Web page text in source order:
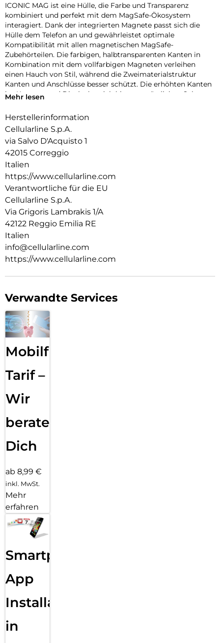
ICONIC MAG ist eine Hülle, die Farbe und Transparenz
kombiniert und perfekt mit dem MagSafe-Ökosystem
interagiert. Dank der integrierten Magnete passt sich die
Hülle dem Telefon an und gewährleistet optimale
Kompatibilität mit allen magnetischen MagSafe-
Zubehörteilen. Die farbigen, halbtransparenten Kanten in
Kombination mit dem vollfarbigen Magneten verleihen
einen Hauch von Stil, während die Zweimaterialstruktur
Kanten und Anschlüsse besser schützt. Die erhöhten Kanten
im Kamera- und Displaybereich bieten zusätzlichen Schutz
geschützt und immer einsatzbereit mit dem MagSafe-
Mehr lesen
Herstellerinformation
Cellularline S.p.A.
via Salvo D'Acquisto 1
42015 Correggio
Italien
https://www.cellularline.com
Verantwortliche für die EU
Cellularline S.p.A.
Via Grigoris Lambrakis 1/A
42122 Reggio Emilia RE
Italien
info@cellularline.com
https://www.cellularline.com
Verwandte Services
Mobilfunk
Tarif –
Wir
beraten
Dich
ab 8,99 €
inkl. MwSt.
Mehr
erfahren
Smartphone
App
Installation
in